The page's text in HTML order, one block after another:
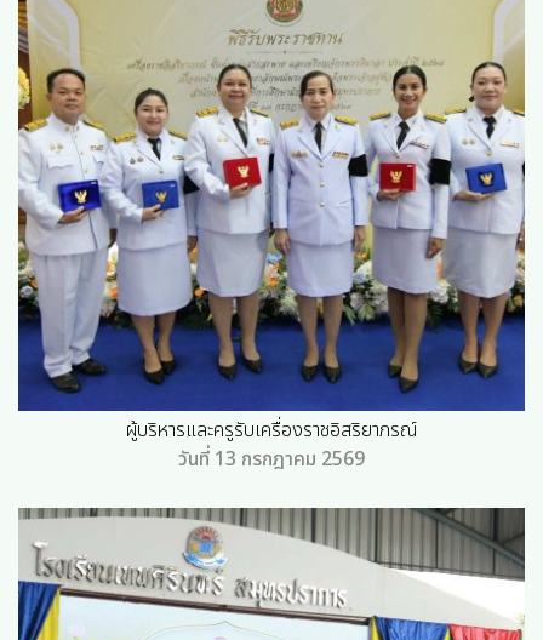
ผู้บริหารและครูรับเครื่องราชอิสริยาภรณ์
วันที่ 13 กรกฎาคม 2569